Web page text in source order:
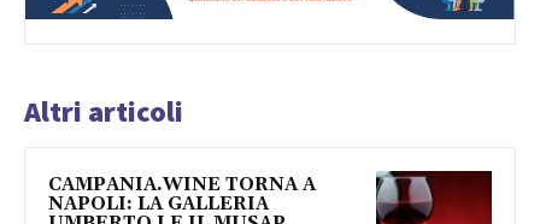
Altri articoli
CAMPANIA.WINE TORNA A
NAPOLI: LA GALLERIA